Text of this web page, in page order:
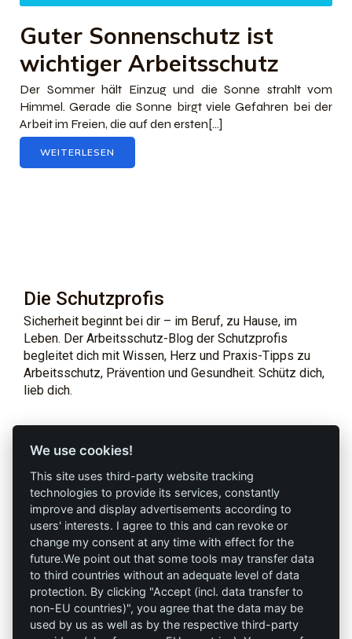
Guter Sonnenschutz ist
wichtiger Arbeitsschutz
Der Sommer hält Einzug und die Sonne strahlt vom
Himmel. Gerade die Sonne birgt viele Gefahren bei der
Arbeit im Freien, die auf den ersten[…]
WEITERLESEN
Die Schutzprofis
Sicherheit beginnt bei dir – im Beruf, zu Hause, im
Leben. Der Arbeitsschutz-Blog der Schutzprofis
begleitet dich mit Wissen, Herz und Praxis-Tipps zu
Arbeitsschutz, Prävention und Gesundheit. Schütz dich,
lieb dich.
Profi-Marken
AAV Arbeitsschutz
GmbH
Allprotec® Just work
safe
Omniprotect –
Onlineshop
Marketing
AGB`s
Datenschutz
Impressum
We use cookies!
This site uses third-party website tracking
technologies to provide its services, constantly
improve and display advertisements according to
users' interests. I agree to this and can revoke or
change my consent at any time with effect for the
future.We point out that some tools may transfer data
to third countries without an adequate level of data
protection. By clicking "Accept (incl. data transfer to
non-EU countries)", you agree that the data may be
used by us as well as by the respective third-party